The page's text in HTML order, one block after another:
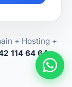
+ Hosting +
114 64 64